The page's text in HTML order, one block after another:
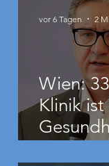
Wien:
Klinik ist
vor 6 Tagen 2